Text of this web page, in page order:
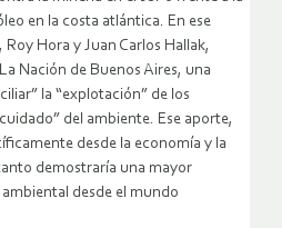
en la costa atlántica. En ese
Hora y Juan Carlos Hallak,
Nación de Buenos Aires, una
la “explotación” de los
del ambiente. Ese aporte,
desde la economía y la
demostraría una mayor
desde el mundo